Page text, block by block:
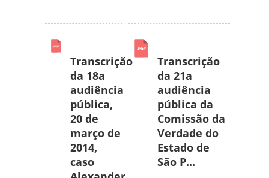
Transcrição
da 18a
audiência
pública,
20 de
março de
2014,
caso
Transcrição
da 21a
audiência
pública da
Comissão da
Verdade do
Estado de
São P...